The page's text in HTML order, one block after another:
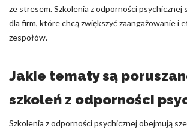
ze stresem. Szkolenia z odporności psychicznej
dla firm, które chcą zwiększyć zaangażowanie i
zespołów.
Jakie tematy są
szkoleń z odporności
Szkolenia z odporności psychicznej obejmują